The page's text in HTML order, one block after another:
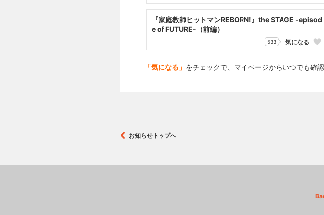
『家庭教師ヒットマンREBORN!』the STAGE -episod
e of FUTURE-（前編）
533 気になる
「気になる」 をチェックで、マイページからいつでも確
お知らせトップへ